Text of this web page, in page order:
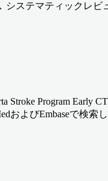
ステマティックレ
Program Early
およびEmbaseで検索し